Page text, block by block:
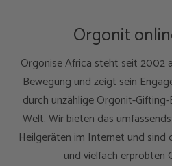
Orgonit
Orgonise Africa steht seit 2002
Bewegung und zeigt sein
durch unzählige Orgonit-
Welt. Wir bieten das
Heilgeräten im Internet und sind
und vielfach erprobten